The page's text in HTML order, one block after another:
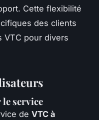
Cette flexibilité
des clients
VTC pour divers
le service
de VTC à